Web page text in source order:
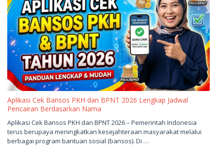
Aplikasi Cek Bansos PKH dan BPNT 2026 Lengkap Jadwal
Pencairan Berdasarkan Nama
Mei
16,
2026
oleh
sukantengah
Aplikasi Cek Bansos PKH dan BPNT 2026 – Pemerintah Indonesia
terus berupaya meningkatkan kesejahteraan masyarakat melalui
berbagai program bantuan sosial (bansos). Di …